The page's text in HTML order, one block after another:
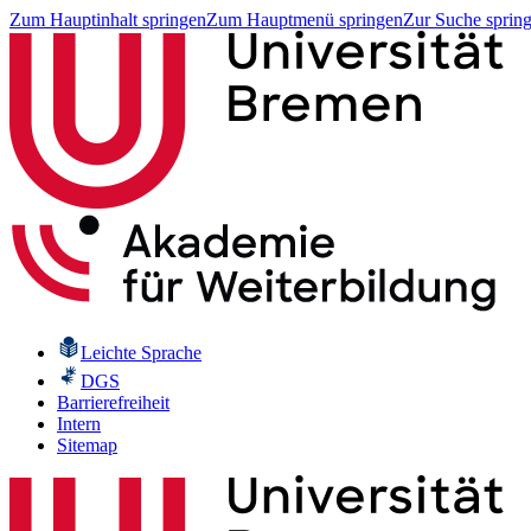
Zum Hauptinhalt springenZum Hauptmenü springenZur Suche
Leichte Sprache
DGS
Barrierefreiheit
Intern
Sitemap